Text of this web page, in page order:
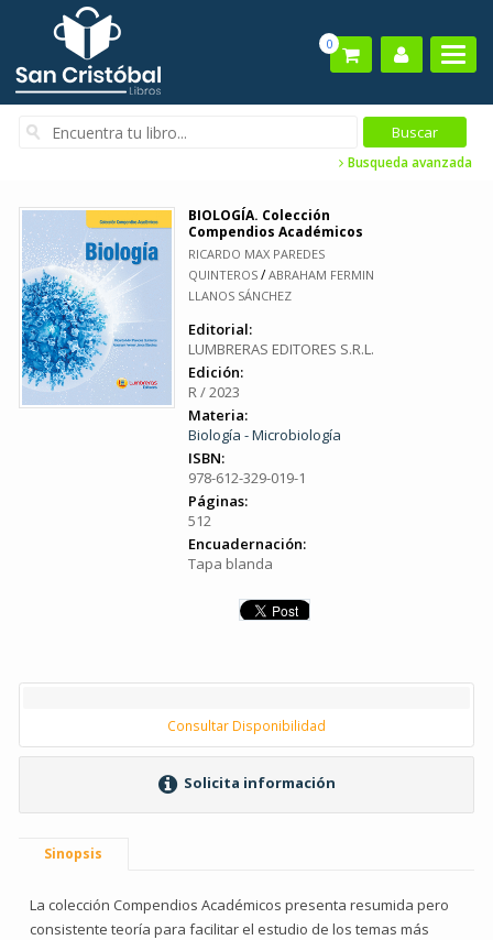
0
Busqueda avanzada
BIOLOGÍA. Colección
Compendios Académicos
RICARDO MAX PAREDES
QUINTEROS /ABRAHAM FERMIN
LLANOS SÁNCHEZ
Editorial:
LUMBRERAS EDITORES S.R.L.
Edición:
R / 2023
Materia:
Biología - Microbiología
ISBN:
978-612-329-019-1
Páginas:
512
Encuadernación:
Tapa blanda
Consultar Disponibilidad
Solicita información
Sinopsis
La colección Compendios Académicos presenta resumida pero
consistente teoría para facilitar el estudio de los temas más